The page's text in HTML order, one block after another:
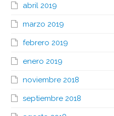
abril 2019
marzo 2019
febrero 2019
enero 2019
noviembre 2018
septiembre 2018